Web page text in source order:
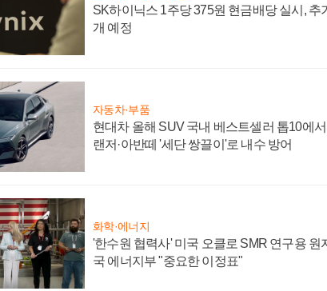
SK하이닉스 1주당 375원 현금배당 실시, 추
개 예정
자동차·부품
현대차 올해 SUV 국내 베스트셀러 톱10에
랜저·아반떼 '세단 쌍끌이'로 내수 방어
화학·에너지
'한수원 협력사' 미국 오클로 SMR 연구용 원
국 에너지부 "중요한 이정표"